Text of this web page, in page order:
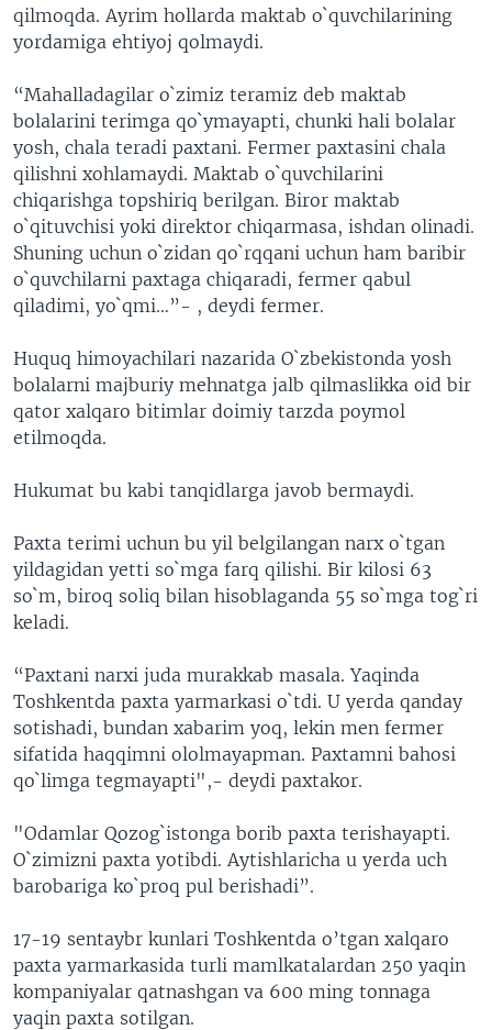
qilmoqda. Ayrim hollarda maktab o`quvchilarining
yordamiga ehtiyoj qolmaydi.
“Mahalladagilar o`zimiz teramiz deb maktab
bolalarini terimga qo`ymayapti, chunki hali bolalar
yosh, chala teradi paxtani. Fermer paxtasini chala
qilishni xohlamaydi. Maktab o`quvchilarini
chiqarishga topshiriq berilgan. Biror maktab
o`qituvchisi yoki direktor chiqarmasa, ishdan olinadi.
Shuning uchun o`zidan qo`rqqani uchun ham baribir
o`quvchilarni paxtaga chiqaradi, fermer qabul
qiladimi, yo`qmi…”- , deydi fermer.
Huquq himoyachilari nazarida O`zbekistonda yosh
bolalarni majburiy mehnatga jalb qilmaslikka oid bir
qator xalqaro bitimlar doimiy tarzda poymol
etilmoqda.
Hukumat bu kabi tanqidlarga javob bermaydi.
Paxta terimi uchun bu yil belgilangan narx o`tgan
yildagidan yetti so`mga farq qilishi. Bir kilosi 63
so`m, biroq soliq bilan hisoblaganda 55 so`mga tog`ri
keladi.
“Paxtani narxi juda murakkab masala. Yaqinda
Toshkentda paxta yarmarkasi o`tdi. U yerda qanday
sotishadi, bundan xabarim yoq, lekin men fermer
sifatida haqqimni ololmayapman. Paxtamni bahosi
qo`limga tegmayapti",- deydi paxtakor.
"Odamlar Qozog`istonga borib paxta terishayapti.
O`zimizni paxta yotibdi. Aytishlaricha u yerda uch
barobariga ko`proq pul berishadi”.
17-19 sentaybr kunlari Toshkentda o’tgan xalqaro
paxta yarmarkasida turli mamlkatalardan 250 yaqin
kompaniyalar qatnashgan va 600 ming tonnaga
yaqin paxta sotilgan.